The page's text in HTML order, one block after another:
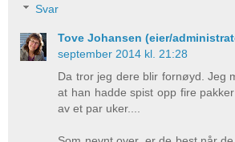
Svar
Tove Johansen (eier/
september 2014 kl. 21:28
Da tror jeg dere blir fornøyd. Jeg
at han hadde spist opp fire
av et par uker....